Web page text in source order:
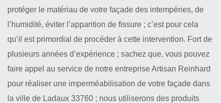
protéger le matériau de votre façade des intempéries, de
l’humidité, éviter l’apparition de fissure ; c’est pour cela
qu’il est primordial de procéder à cette intervention. Fort de
plusieurs années d’expérience ; sachez que, vous pouvez
faire appel au service de notre entreprise Artisan Reinhard
pour réaliser une imperméabilisation de votre façade dans
la ville de Ladaux 33760 ; nous utiliserons des produits